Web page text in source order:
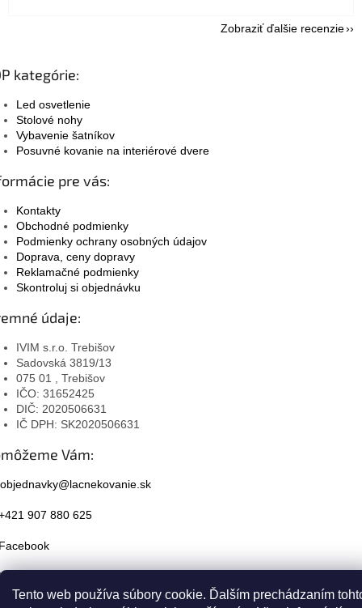
Tento web používa súbory cookie. Ďalším prechádzaním
Zobraziť ďalšie recenzie
kategórie:
Led osvetlenie
Stolové nohy
Vybavenie šatníkov
Posuvné kovanie na interiérové dvere
pre vás:
Kontakty
Obchodné podmienky
Podmienky ochrany osobných údajov
Doprava, ceny dopravy
Reklamačné podmienky
Skontroluj si objednávku
údaje:
IVIM s.r.o. Trebišov
Sadovská 3819/13
075 01 , Trebišov
IČO: 31652425
DIČ: 2020506631
IČ DPH: SK2020506631
Vám:
objednavky@lacnekovanie.sk
907 880 625